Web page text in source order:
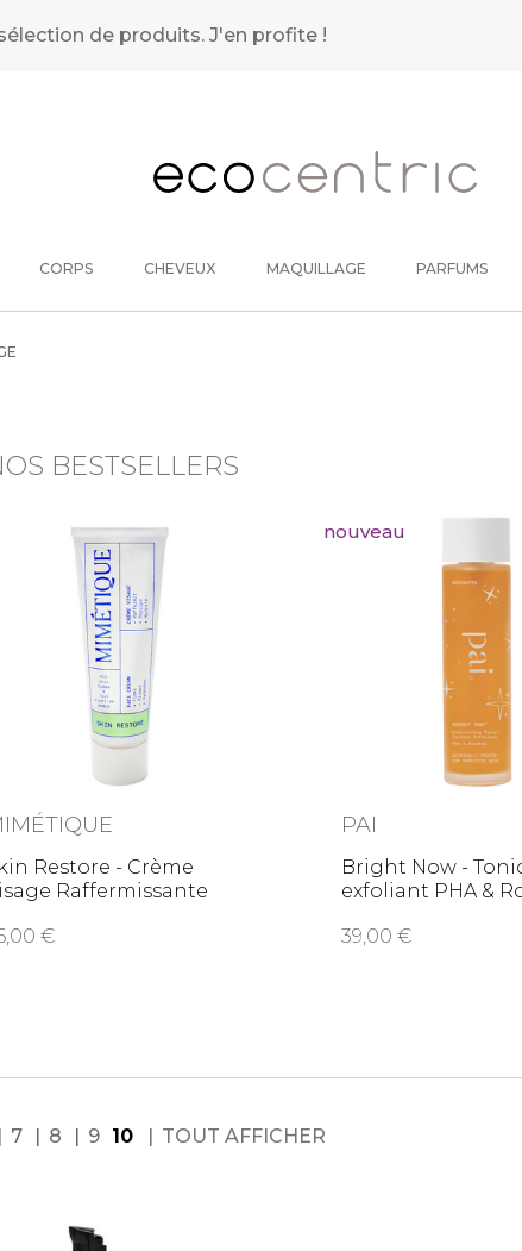
de produits.J'en profite !
CORPS CHEVEUX MAQUILLAGE PARFUMS
BESTSELLERS
Restore - Crème
Raffermissante
nouveau
PAI
Bright Now -
exfoliant PHA &
39,00
7 8 9 10 TOUT AFFICHER